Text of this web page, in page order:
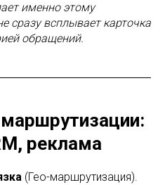
именно этому
сразу всплывает карточка
обращений.
реклама
(Гео-маршрутизация).